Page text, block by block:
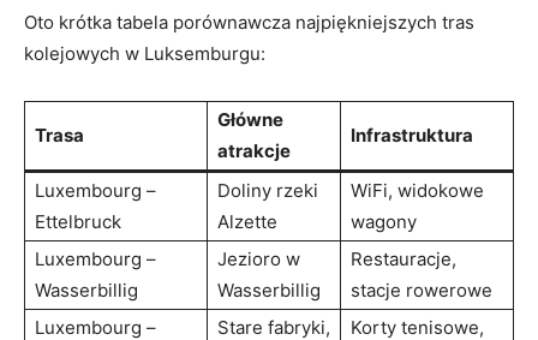
Oto krótka tabela porównawcza najpiękniejszych tras
kolejowych​ w ​Luksemburgu:
Trasa
Główne
atrakcje
Infrastruktura
Luxembourg⁢ –
Ettelbruck
Doliny rzeki
Alzette
WiFi, widokowe
wagony
Luxembourg –
Wasserbillig
Jezioro w
‌Wasserbillig
Restauracje,
stacje rowerowe
Luxembourg –
Stare fabryki,
Korty ​tenisowe,